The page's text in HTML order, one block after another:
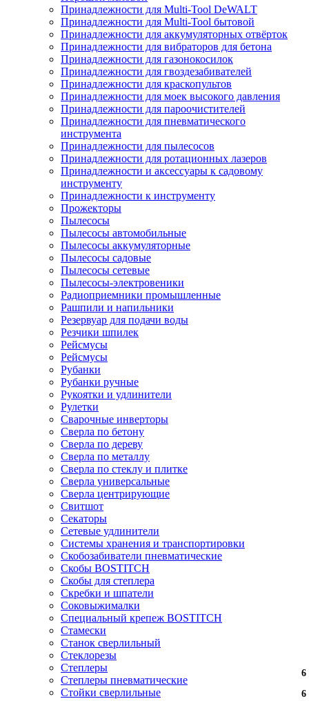
Принадлежности для Multi-Tool DeWALT
Принадлежности для Multi-Tool бытовой
Принадлежности для аккумуляторных отвёрток
Принадлежности для вибраторов для бетона
Принадлежности для газонокосилок
Принадлежности для гвоздезабивателей
Принадлежности для краскопультов
Принадлежности для моек высокого давления
Принадлежности для пароочистителей
Принадлежности для пневматического
инструмента
Принадлежности для пылесосов
Принадлежности для ротационных лазеров
Принадлежности и аксессуары к садовому
инструменту
Принадлежности к инструменту
Прожекторы
Пылесосы
Пылесосы автомобильные
Пылесосы аккумуляторные
Пылесосы садовые
Пылесосы сетевые
Пылесосы-электровеники
Радиоприемники промышленные
Рашпили и напильники
Резервуар для подачи воды
Резчики шпилек
Рейсмусы
Рейсмусы
Рубанки
Рубанки ручные
Рукоятки и удлинители
Рулетки
Сварочные инверторы
Сверла по бетону
Сверла по дереву
Сверла по металлу
Сверла по стеклу и плитке
Сверла универсальные
Сверла центрирующие
Свитшот
Секаторы
Сетевые удлинители
Системы хранения и транспортировки
Скобозабиватели пневматические
Скобы BOSTITCH
Скобы для степлера
Скребки и шпатели
Соковыжималки
Специальный крепеж BOSTITCH
Стамески
Станок сверлильный
Стеклорезы
Степлеры
Степлеры пневматические
Стойки сверлильные
6
6
6
6
6
6
6
6
6
6
6
6
6
6
6
6
6
6
6
6
6
6
6
6
6
6
6
6
6
6
6
6
6
6
6
6
6
6
6
6